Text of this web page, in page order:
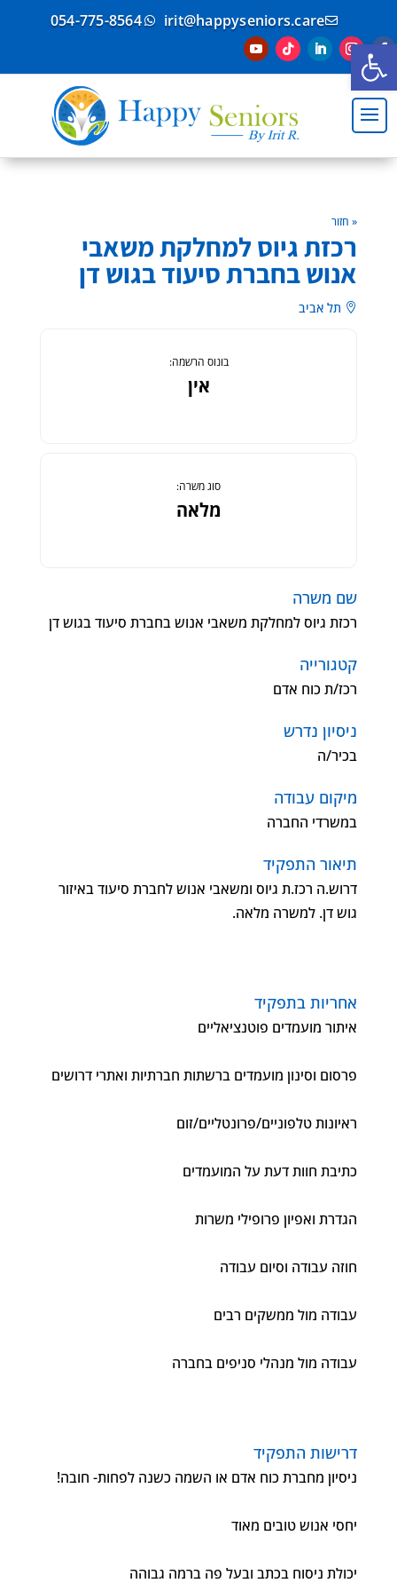
פתח סרגל נגישות

irit@happyseniors.care

054-775-8564
« חזור
רכזת גיוס למחלקת משאבי
אנוש בחברת סיעוד בגוש דן
 תל אביב
בונוס הרשמה:
אין
סוג משרה:
מלאה
שם משרה
רכזת גיוס למחלקת משאבי אנוש בחברת סיעוד בגוש דן
קטגורייה
רכז/ת כוח אדם
ניסיון נדרש
בכיר/ה
מיקום עבודה
במשרדי החברה
תיאור התפקיד
דרוש.ה רכז.ת גיוס ומשאבי אנוש לחברת סיעוד באיזור
גוש דן. למשרה מלאה.
אחריות בתפקיד
איתור מועמדים פוטנציאליים
פרסום וסינון מועמדים ברשתות חברתיות ואתרי דרושים
ראיונות טלפוניים/פרונטליים/זום
כתיבת חוות דעת על המועמדים
הגדרת ואפיון פרופילי משרות
חוזה עבודה וסיום עבודה
עבודה מול ממשקים רבים
עבודה מול מנהלי סניפים בחברה
דרישות התפקיד
ניסיון מחברת כוח אדם או השמה כשנה לפחות- חובה!
יחסי אנוש טובים מאוד
יכולת ניסוח בכתב ובעל פה ברמה גבוהה